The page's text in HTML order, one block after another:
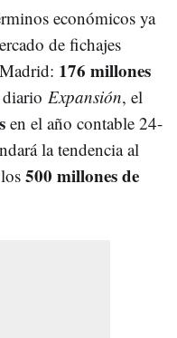
económicos ya
de fichajes
176 millones
Expansión, el
en el año contable 24-
la tendencia al
500 millones de